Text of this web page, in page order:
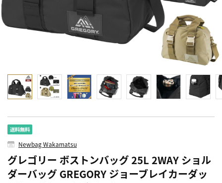
Newbag Wakamatsu
グレゴリー ボストンバッグ 25L 2WAY ショル
ダーバッグ GREGORY ジョーブレイカーダッ